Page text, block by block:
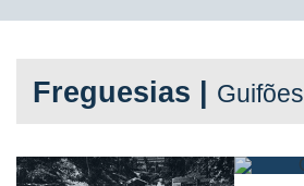
Freguesias | Guifões